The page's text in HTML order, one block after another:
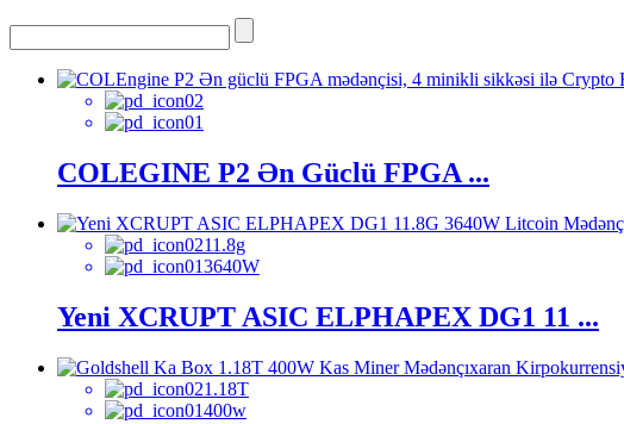
COLEGINE P2 Ən Güclü FPGA ...
11.8g
3640W
Yeni XCRUPT ASIC ELPHAPEX DG1 11 ...
1.18T
400w